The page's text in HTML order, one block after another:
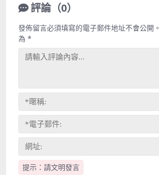
評論（0）
提示：請文明發言
發佈留言必須填寫的電子郵件地址不會公開。
為 *